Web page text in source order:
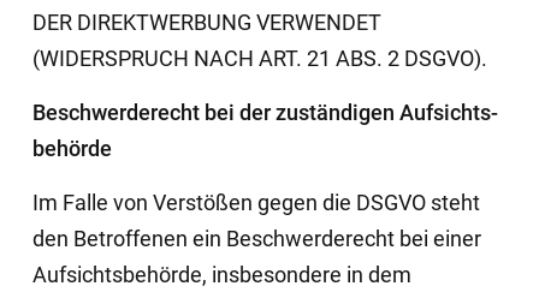
DER DIREKTWERBUNG VERWENDET
(WIDERSPRUCH NACH ART. 21 ABS. 2 DSGVO).
Beschwerde­recht bei der zuständigen Aufsichts­
behörde
Im Falle von Verstößen gegen die DSGVO steht
den Betroffenen ein Beschwerderecht bei einer
Aufsichtsbehörde, insbesondere in dem